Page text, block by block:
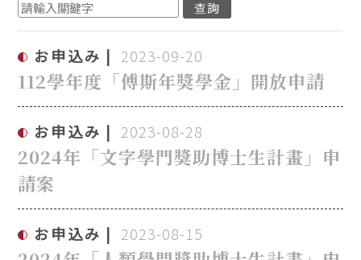
お申込み 2023-09-20
112學年度「傅斯年獎學金」開放申請
お申込み 2023-08-28
2024年「文字學門獎助博士生計畫」申
請案
お申込み 2023-08-15